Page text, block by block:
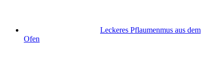
Leckeres Pflaumenmus aus dem
Ofen